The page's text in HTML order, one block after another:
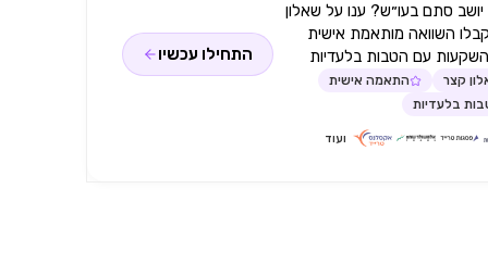
סתם בעו״ש? ענו על שאלון
השוואה מותאמת אישית
עם הטבות בלעדיות
קצר
התאמה אישית
בלעדיות
ועוד
התחילו עכשיו